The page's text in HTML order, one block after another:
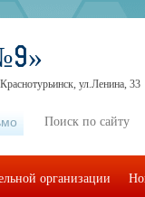
ул.Ленина, 33
организации